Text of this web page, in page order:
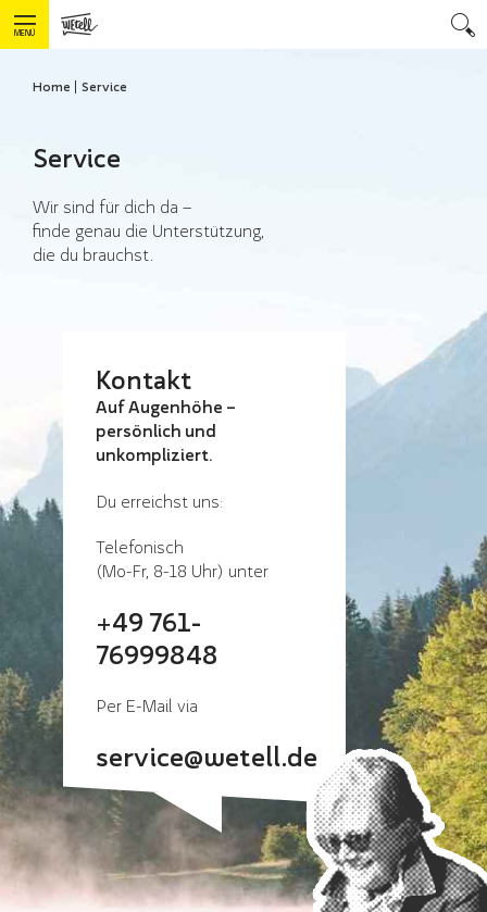
MENÜ
Home Service
Service
Wir sind für dich da –
finde genau die Unterstützung,
die du brauchst.
Kontakt
Auf Augenhöhe –
persönlich und
unkompliziert.
Du erreichst uns:
Telefonisch
(Mo-Fr, 8-18 Uhr) unter
+49 761-
76999848
Per E-Mail via
service@wetell.de